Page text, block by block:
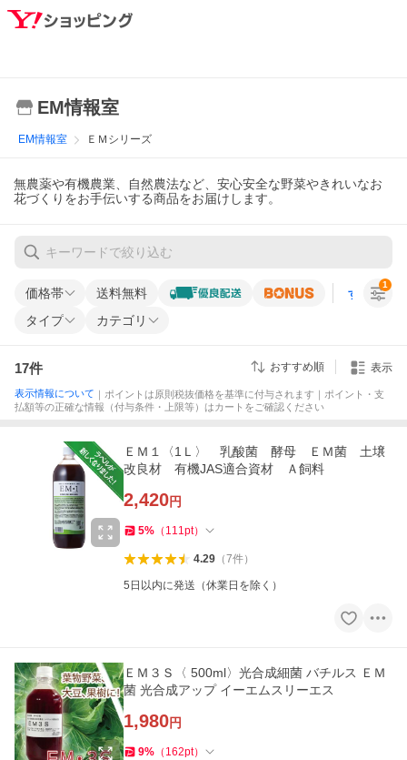
EM情報室
EM情報室 ＥＭシリーズ
無農薬や有機農業、自然農法など、安心安全な野菜やきれいなお
花づくりをお手伝いする商品をお届けします。
価格帯 送料無料 すべての条
タイプ カテゴリ
1
17件 おすすめ順 表示
表示情報について ｜ポイントは原則税抜価格を基準に付与されます｜ポイント・支
払額等の正確な情報（付与条件・上限等）はカートをご確認ください
ＥＭ１〈1Ｌ〉 乳酸菌 酵母 ＥＭ菌 土壌
改良材 有機JAS適合資材 Ａ飼料
2,420円
5% （ 111pt）
4.29（7件）
5日以内に発送（休業日を除く）
ＥＭ３Ｓ〈 500ml〉光合成細菌 バチルス ＥＭ
菌 光合成アップ イーエムスリーエス
1,980円
9% （ 162pt）